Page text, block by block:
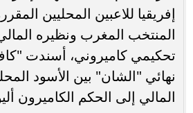
إفريقيا للاعبين المحليين
المنتخب المغرب ونظيره
تحكيمي كاميروني، أسندت
نهائي "الشان" بين الأسود
المالي إلى الحكم الكاميرون